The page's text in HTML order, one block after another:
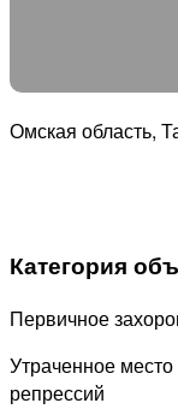
Омская область,
Категория
Первичное
Утраченное
репрессий